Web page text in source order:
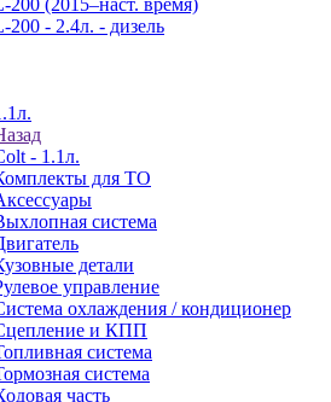
200 (2015–наст. время)
200 - 2.4л. - дизель
- 1.1л.
для ТО
система
детали
управление
охлаждения / кондиционер
и КПП
система
система
часть